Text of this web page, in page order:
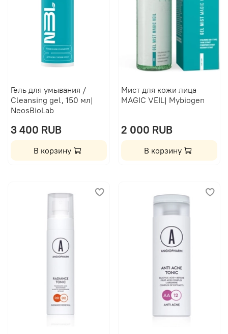
Гель для умывания /
Cleansing gel, 150 мл|
NeosBioLab
3 400 RUB
В корзину
Мист для кожи лица
MAGIC VEIL| Mybiogen
2 000 RUB
В корзину